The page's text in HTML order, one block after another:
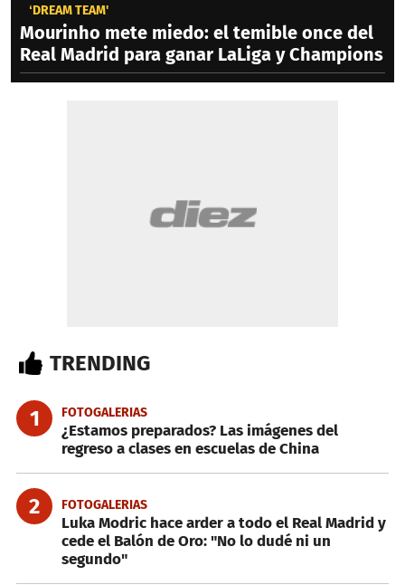
‘DREAM TEAM'
Mourinho mete miedo: el temible once del
Real Madrid para ganar LaLiga y Champions
TRENDING
1 FOTOGALERIAS
¿Estamos preparados? Las imágenes del
regreso a clases en escuelas de China
2 FOTOGALERIAS
Luka Modric hace arder a todo el Real Madrid y
cede el Balón de Oro: "No lo dudé ni un
segundo"